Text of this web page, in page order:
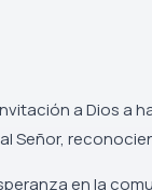
a Dios
Señor,
en la